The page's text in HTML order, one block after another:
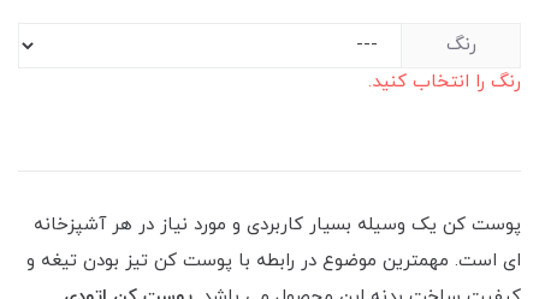
رنگ
رنگ را انتخاب کنید.
پوست کن یک وسیله بسیار کاربردی و مورد نیاز در هر آشپزخانه
ای است. مهمترین موضوع در رابطه با پوست کن تیز بودن تیغه و